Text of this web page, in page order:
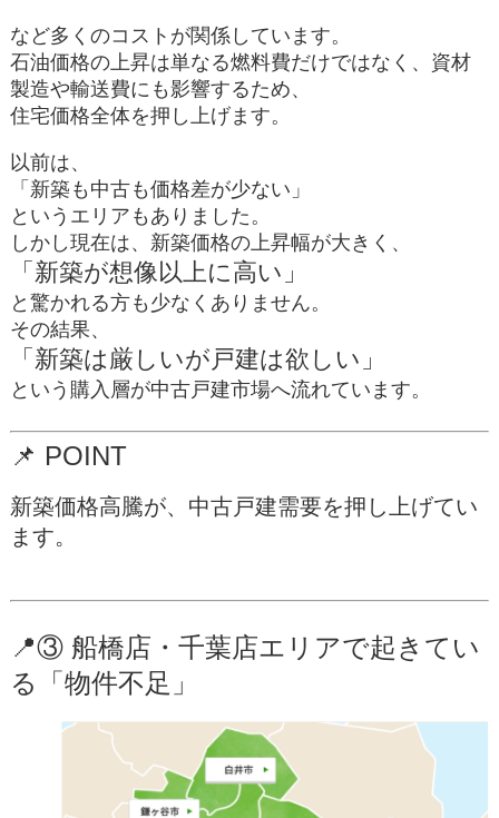
など多くのコストが関係しています。
石油価格の上昇は単なる燃料費だけではなく、資材
製造や輸送費にも影響するため、
住宅価格全体を押し上げます。
以前は、
「新築も中古も価格差が少ない」
というエリアもありました。
しかし現在は、新築価格の上昇幅が大きく、
「新築が想像以上に高い」
と驚かれる方も少なくありません。
その結果、
「新築は厳しいが戸建は欲しい」
という購入層が中古戸建市場へ流れています。
📌 POINT
新築価格高騰が、中古戸建需要を押し上げてい
ます。
📍③ 船橋店・千葉店エリアで起きてい
る「物件不足」